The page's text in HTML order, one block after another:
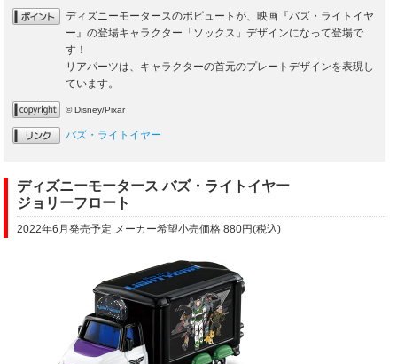
ディズニーモータースのポピュートが、映画『バズ・ライトイヤ
ー』の登場キャラクター「ソックス」デザインになって登場で
す！
リアパーツは、キャラクターの首元のプレートデザインを表現し
ています。
© Disney/Pixar
バズ・ライトイヤー
ディズニーモータース バズ・ライトイヤー
ジョリーフロート
2022年6月発売予定 メーカー希望小売価格 880円(税込)